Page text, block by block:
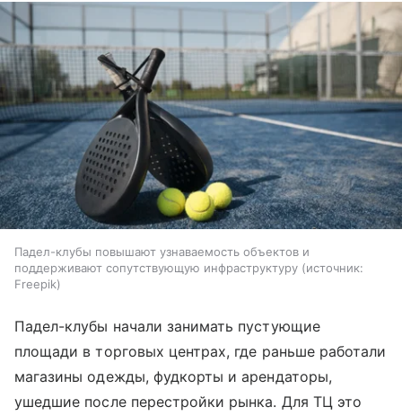
Падел-клубы повышают узнаваемость объектов и
поддерживают сопутствующую инфраструктуру
источник:
Freepik
Падел-клубы начали занимать пустующие
площади в торговых центрах, где раньше работали
магазины одежды, фудкорты и арендаторы,
ушедшие после перестройки рынка. Для ТЦ это